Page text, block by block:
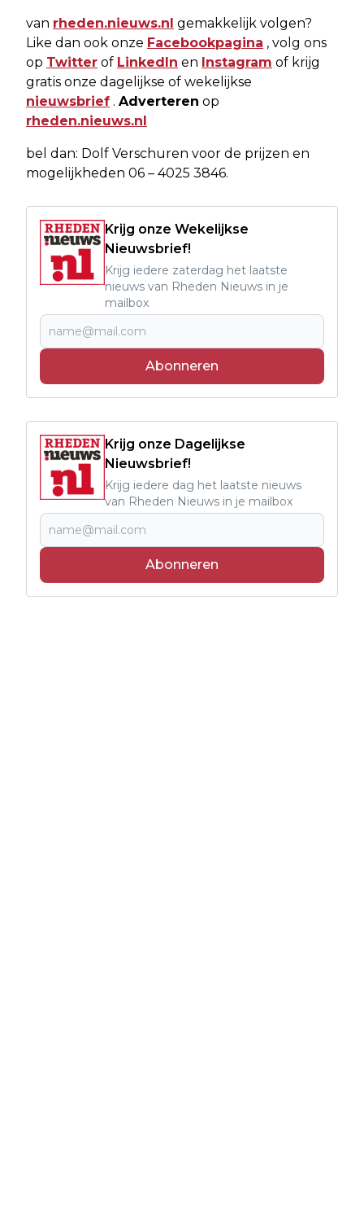
van rheden.nieuws.nl gemakkelijk volgen?
Like dan ook onze Facebookpagina , volg ons
op Twitter of LinkedIn en Instagram of krijg
gratis onze dagelijkse of wekelijkse
nieuwsbrief . Adverteren op
rheden.nieuws.nl
bel dan: Dolf Verschuren voor de prijzen en
mogelijkheden 06 – 4025 3846.
Krijg onze Wekelijkse
Nieuwsbrief!
Krijg iedere zaterdag het laatste
nieuws van Rheden Nieuws in je
mailbox
Abonneren
Krijg onze Dagelijkse
Nieuwsbrief!
Krijg iedere dag het laatste nieuws
van Rheden Nieuws in je mailbox
Abonneren